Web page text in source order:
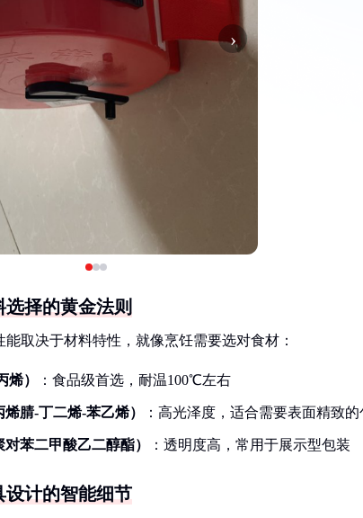
›
选择的黄金法则
能取决于材料特性，就像烹饪需要选对食材：
烯） ：食品级首选，耐温100℃左右
烯腈-丁二烯-苯乙烯） ：高光泽度，适合需要表面精致的
苯二甲酸乙二醇酯） ：透明度高，常用于展示型包装
设计的智能细节